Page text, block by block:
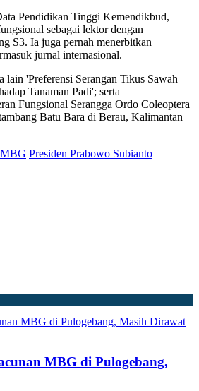
Pendidikan Tinggi Kemendikbud,
sebagai lektor dengan
S3. Ia juga pernah menerbitkan
jurnal internasional.
lain 'Preferensi Serangan Tikus Sawah
Tanaman Padi'; serta
Fungsional Serangga Ordo Coleoptera
Batu Bara di Berau, Kalimantan
MBG Presiden Prabowo Subianto
MBG di Pulogebang,